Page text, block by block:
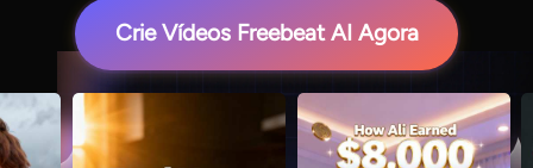
Crie Vídeos Freebeat AI Agora